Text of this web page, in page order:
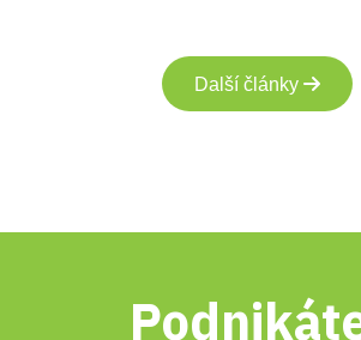
Další články